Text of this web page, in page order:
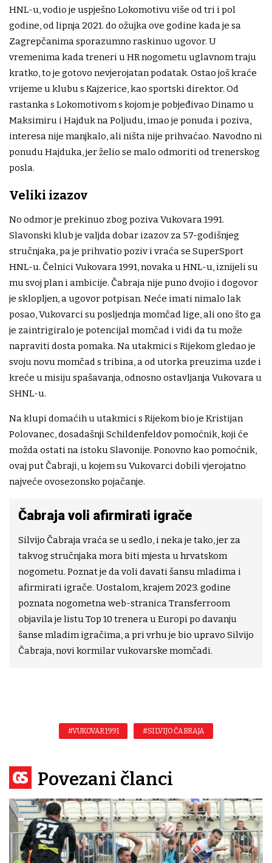
HNL-u, vodio je uspješno Lokomotivu više od tri i pol
godine, od lipnja 2021. do ožujka ove godine kada je sa
Zagrepčanima sporazumno raskinuo ugovor. U
vremenima kada treneri u HR nogometu uglavnom traju
kratko, to je gotovo nevjerojatan podatak. Ostao još kraće
vrijeme u klubu s Kajzerice, kao sportski direktor. Od
rastanka s Lokomotivom s kojom je pobjeđivao Dinamo u
Maksimiru i Hajduk na Poljudu, imao je ponuda i poziva,
interesa nije manjkalo, ali ništa nije prihvaćao. Navodno ni
ponudu Hajduka, jer želio se malo odmoriti od trenerskog
posla.
Veliki izazov
No odmor je prekinuo zbog poziva Vukovara 1991.
Slavonski klub je valjda dobar izazov za 57-godišnjeg
stručnjaka, pa je prihvatio poziv i vraća se SuperSport
HNL-u. Čelnici Vukovara 1991, novaka u HNL-u, iznijeli su
mu svoj plan i ambicije. Čabraja nije puno dvojio i dogovor
je sklopljen, a ugovor potpisan. Neće imati nimalo lak
posao, Vukovarci su posljednja momčad lige, ali ono što ga
je zaintrigiralo je potencijal momčad i vidi da tu može
napraviti dosta pomaka. Na utakmici s Rijekom gledao je
svoju novu momčad s tribina, a od utorka preuzima uzde i
kreće u misiju spašavanja, odnosno ostavljanja Vukovara u
SHNL-u.
Na klupi domaćih u utakmici s Rijekom bio je Kristijan
Polovanec, dosadašnji Schildenfeldov pomoćnik, koji će
možda ostati na istoku Slavonije. Ponovno kao pomoćnik,
ovaj put Čabraji, u kojem su Vukovarci dobili vjerojatno
najveće ovosezonsko pojačanje.
Čabraja voli afirmirati igrače
Silvijo Čabraja vraća se u sedlo, i neka je tako, jer za
takvog stručnjaka mora biti mjesta u hrvatskom
nogometu. Poznat je da voli davati šansu mladima i
afirmirati igrače. Uostalom, krajem 2023. godine
poznata nogometna web-stranica Transferroom
objavila je listu Top 10 trenera u Europi po davanju
šanse mladim igračima, a pri vrhu je bio upravo Silvijo
Čabraja, novi kormilar vukovarske momčadi.
#VUKOVAR 1991 #SILVIJO ČABRAJA
Povezani članci